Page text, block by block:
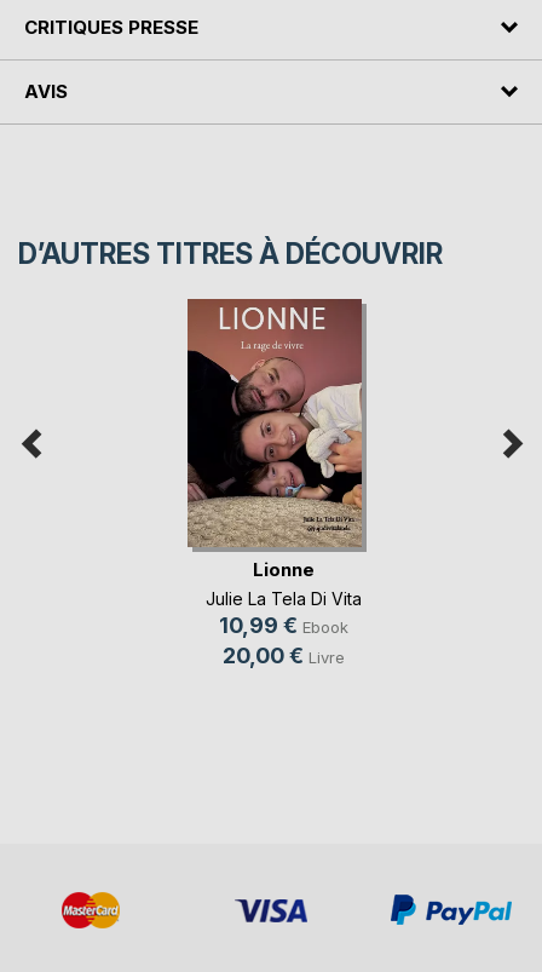
CRITIQUES PRESSE
AVIS
D’AUTRES TITRES À DÉCOUVRIR
Lionne
Julie La Tela Di Vita
10,99 € Ebook
20,00 € Livre